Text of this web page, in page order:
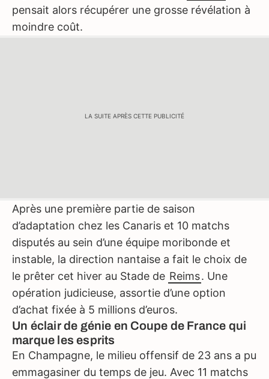
pensait alors récupérer une grosse révélation à
moindre coût.
LA SUITE APRÈS CETTE PUBLICITÉ
Après une première partie de saison
d’adaptation chez les Canaris et 10 matchs
disputés au sein d’une équipe moribonde et
instable, la direction nantaise a fait le choix de
le prêter cet hiver au Stade de Reims. Une
opération judicieuse, assortie d’une option
d’achat fixée à 5 millions d’euros.
Un éclair de génie en Coupe de France qui
marque les esprits
En Champagne, le milieu offensif de 23 ans a pu
emmagasiner du temps de jeu. Avec 11 matchs